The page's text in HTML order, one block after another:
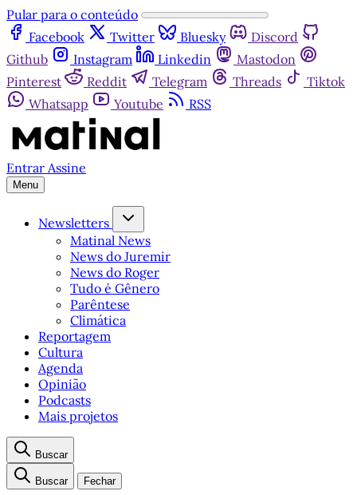
Pular para o conteúdo
Facebook
Twitter Bluesky
Discord
Github
Instagram Linkedin
Mastodon
Pinterest
Reddit Telegram Threads
Tiktok
Whatsapp
Youtube RSS
Entrar Assine
Menu
Newsletters
Matinal News
News do Juremir
News do Roger
Tudo é Gênero
Parêntese
Climática
Reportagem
Cultura
Agenda
Opinião
Podcasts
Mais projetos
Buscar
Buscar Fechar